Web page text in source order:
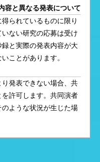
容と異なる発表について
られているものに限り
ない研究の応募は受け
と実際の発表内容が大
ことがあります。
発表できない場合、共
許可します。共同演者
ような状況が生じた場